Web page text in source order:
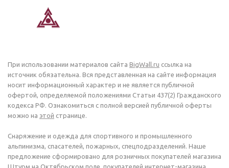
При использовании материалов сайта BigWall.ru ссылка на
источник обязательна. Вся представленная на сайте информация
носит информационный характер и не является публичной
офертой, определяемой положениями Статьи 437(2) Гражданского
кодекса РФ. Ознакомиться с полной версией публичной оферты
можно на этой странице.
Снаряжение и одежда для спортивного и промышленного
альпинизма, спасателей, пожарных, спецподразделений. Наше
предложение сформировано для розничных покупателей магазина
Штурм на Октябрьском поле, покупателей интернет-магазина